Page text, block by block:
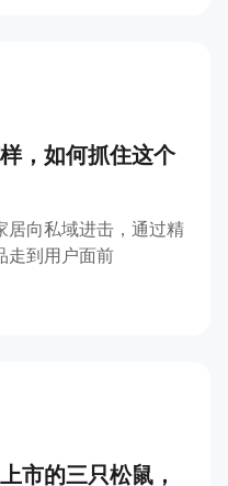
，如何抓住这个
居向私域进击，通过精
走到用户面前
市的三只松鼠，